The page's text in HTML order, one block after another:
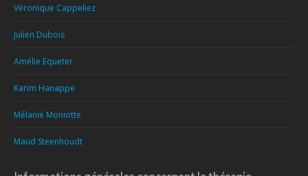
Véronique Cappeliez
Julien Dubois
Amélie Equeter
Karim Hanappe
Mélanie Moniotte
Maud Steenhoudt